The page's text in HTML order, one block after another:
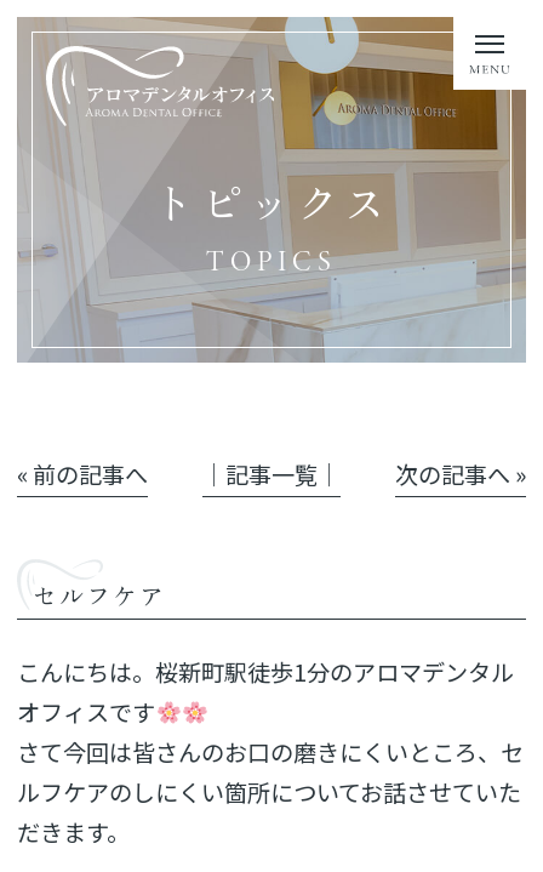
トピックス
TOPICS
« 前の記事へ │記事一覧│ 次の記事へ »
セルフケア
こんにちは。桜新町駅徒歩1分のアロマデンタル
オフィスです
さて今回は皆さんのお口の磨きにくいところ、セ
ルフケアのしにくい箇所についてお話させていた
だきます。